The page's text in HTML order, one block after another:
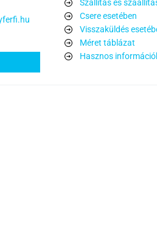
Szállítás és
Csere esetében
Visszaküldés
Méret táblázat
Hasznos